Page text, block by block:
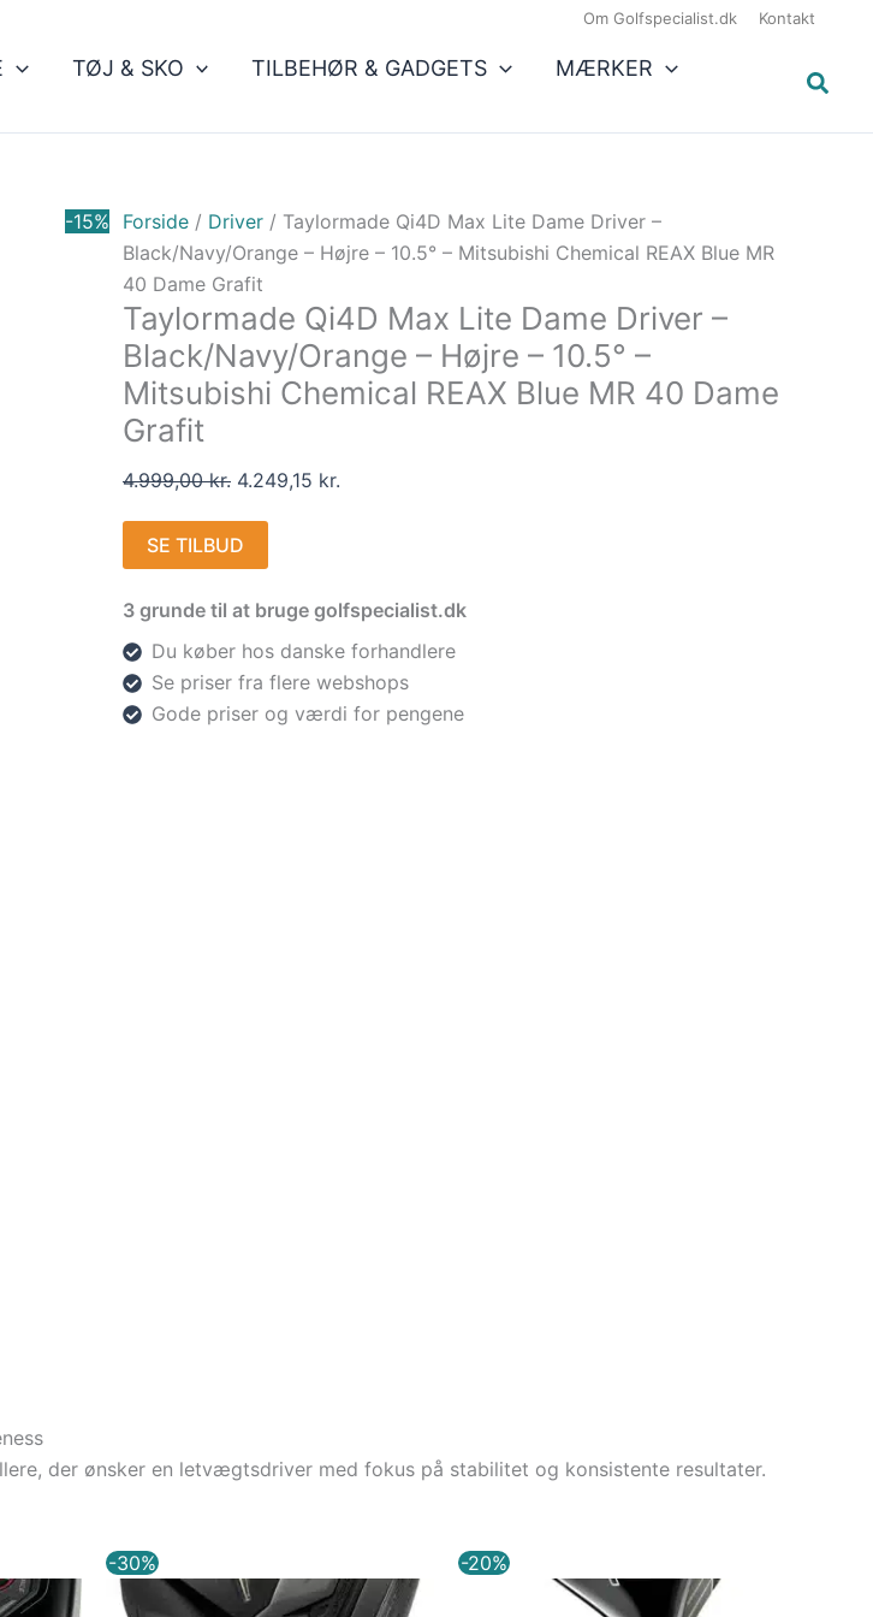
Om Golfspecialist.dk Kontakt
TØJ & SKO TILBEHØR & GADGETS
MÆRKER
-15% Forside / Driver / Taylormade Qi4D Max Lite Dame Driver –
Black/Navy/Orange – Højre – 10.5° – Mitsubishi Chemical REAX Blue MR
40 Dame Grafit
Taylormade Qi4D Max Lite Dame Driver –
Black/Navy/Orange – Højre – 10.5° –
Mitsubishi Chemical REAX Blue MR 40 Dame
Grafit
4.999,00kr.
pris
4.999,00 kr..
4.249,15 kr.
pris
4.249,15 kr..
SE TILBUD
3 grunde til at bruge golfspecialist.dk
Du køber hos danske forhandlere
Se priser fra flere webshops
Gode priser og værdi for pengene
der ønsker en letvægtsdriver med fokus på stabilitet og konsistente resultater.
-30%
oprindelige
pris
aktuelle
pris
-20%
oprindelige
pris
aktuelle
pris